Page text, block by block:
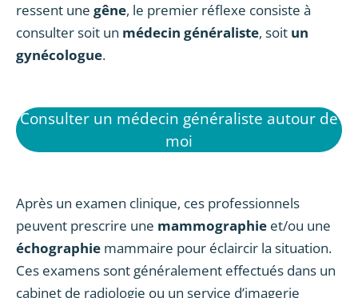
ressent une gêne, le premier réflexe consiste à
consulter soit un médecin généraliste, soit un
gynécologue.
Consulter un médecin généraliste autour de
moi
Après un examen clinique, ces professionnels
peuvent prescrire une mammographie et/ou une
échographie mammaire pour éclaircir la situation.
Ces examens sont généralement effectués dans un
cabinet de radiologie ou un service d’imagerie